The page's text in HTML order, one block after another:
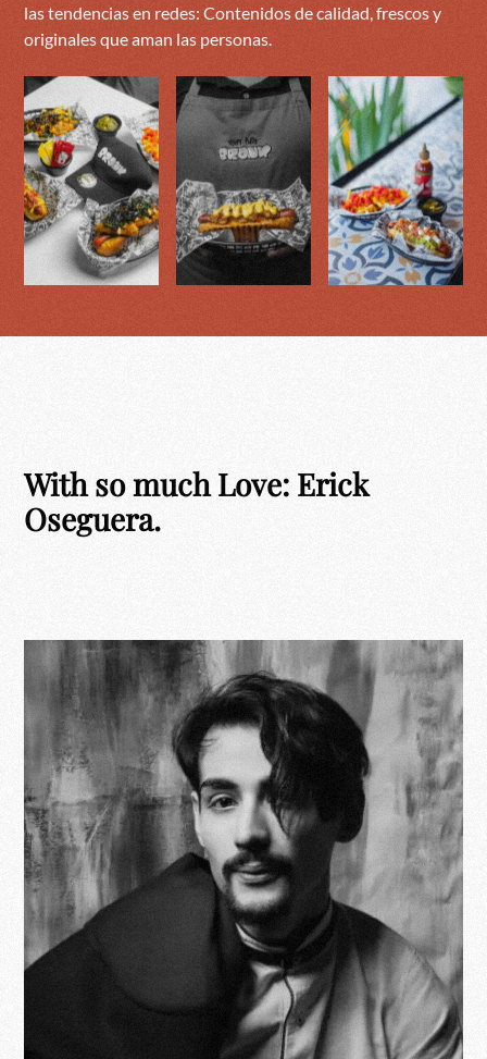
las tendencias en redes: Contenidos de calidad, frescos y
originales que aman las personas.
With so much Love: Erick
Oseguera.